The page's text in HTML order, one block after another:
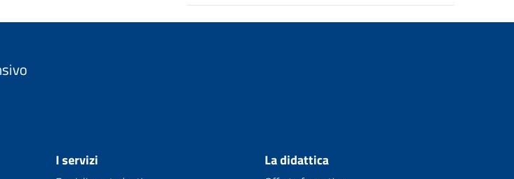
I servizi La didattica